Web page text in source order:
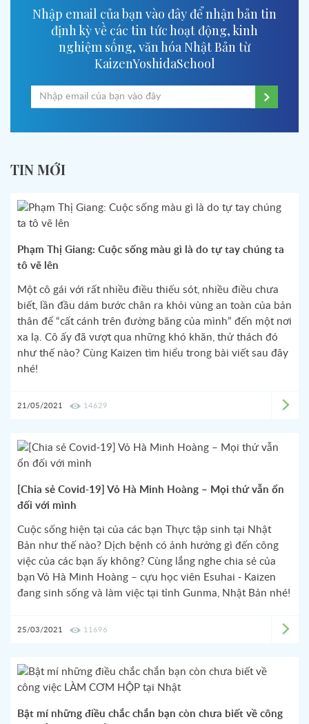
Nhập email của bạn vào đây để nhận bản tin
định kỳ về các tin tức hoạt động, kinh
nghiệm sống, văn hóa Nhật Bản từ
KaizenYoshidaSchool
TIN MỚI
Phạm Thị Giang: Cuộc sống màu gì là do tự tay chúng ta
tô vẽ lên
Một cô gái với rất nhiều điều thiếu sót, nhiều điều chưa
biết, lần đầu dám bước chân ra khỏi vùng an toàn của bản
thân để “cất cánh trên đường băng của mình” đến một nơi
xa lạ. Cô ấy đã vượt qua những khó khăn, thử thách đó
như thế nào? Cùng Kaizen tìm hiểu trong bài viết sau đây
nhé!
21/05/2021 14629
[Chia sẻ Covid-19] Vỏ Hà Minh Hoàng – Mọi thứ vẫn ổn
đối với mình
Cuộc sống hiện tại của các bạn Thực tập sinh tại Nhật
Bản như thế nào? Dịch bệnh có ảnh hưởng gì đến công
việc của các bạn ấy không? Cùng lắng nghe chia sẻ của
bạn Vỏ Hà Minh Hoàng – cựu học viên Esuhai - Kaizen
đang sinh sống và làm việc tại tỉnh Gunma, Nhật Bản nhé!
25/03/2021 11696
Bật mí những điều chắc chắn bạn còn chưa biết về công